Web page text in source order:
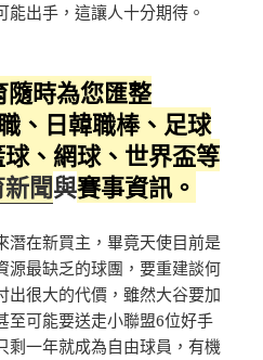
出手，這讓人十分期待。
隨時為您匯整
、日韓職棒、足球
、網球、 世界盃等
聞與賽事資訊。
潛在新買主，畢竟天使目前是
源最缺乏的球團，要重建談何
出很大的代價，雖然大谷要加
至可能要送走小聯盟6位好手
剩一年就成為自由球員，有機